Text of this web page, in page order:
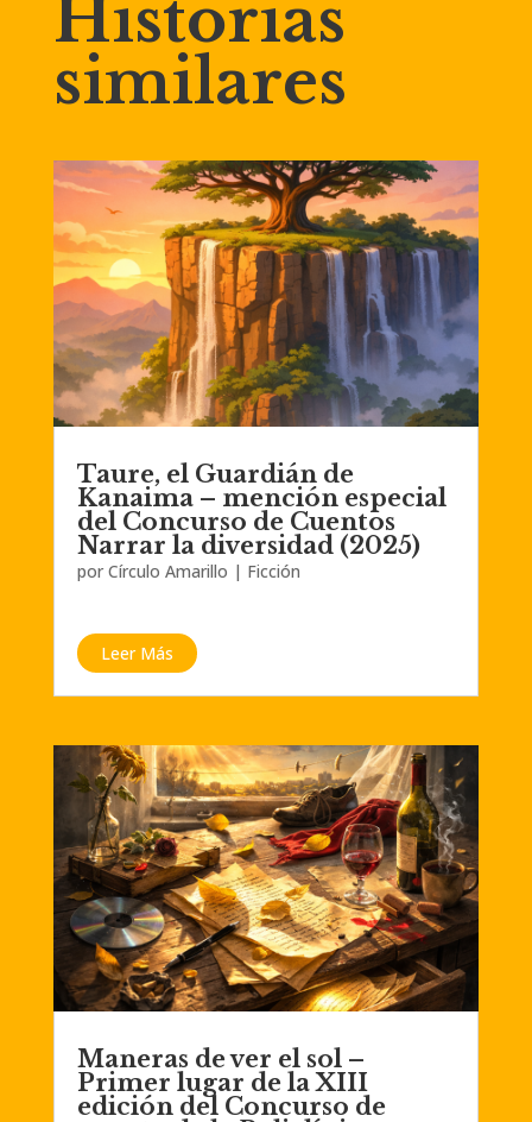
Historias
similares
Taure, el Guardián de
Kanaima – mención especial
del Concurso de Cuentos
Narrar la diversidad (2025)
por Círculo Amarillo | Ficción
Leer Más
Maneras de ver el sol –
Primer lugar de la XIII
edición del Concurso de